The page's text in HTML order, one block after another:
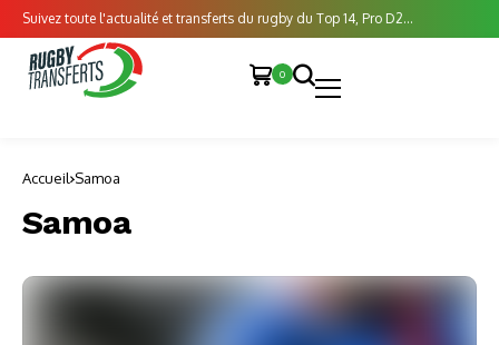
Suivez toute l'actualité et transferts du rugby du Top 14, Pro D2...
0
Accueil Samoa
Samoa